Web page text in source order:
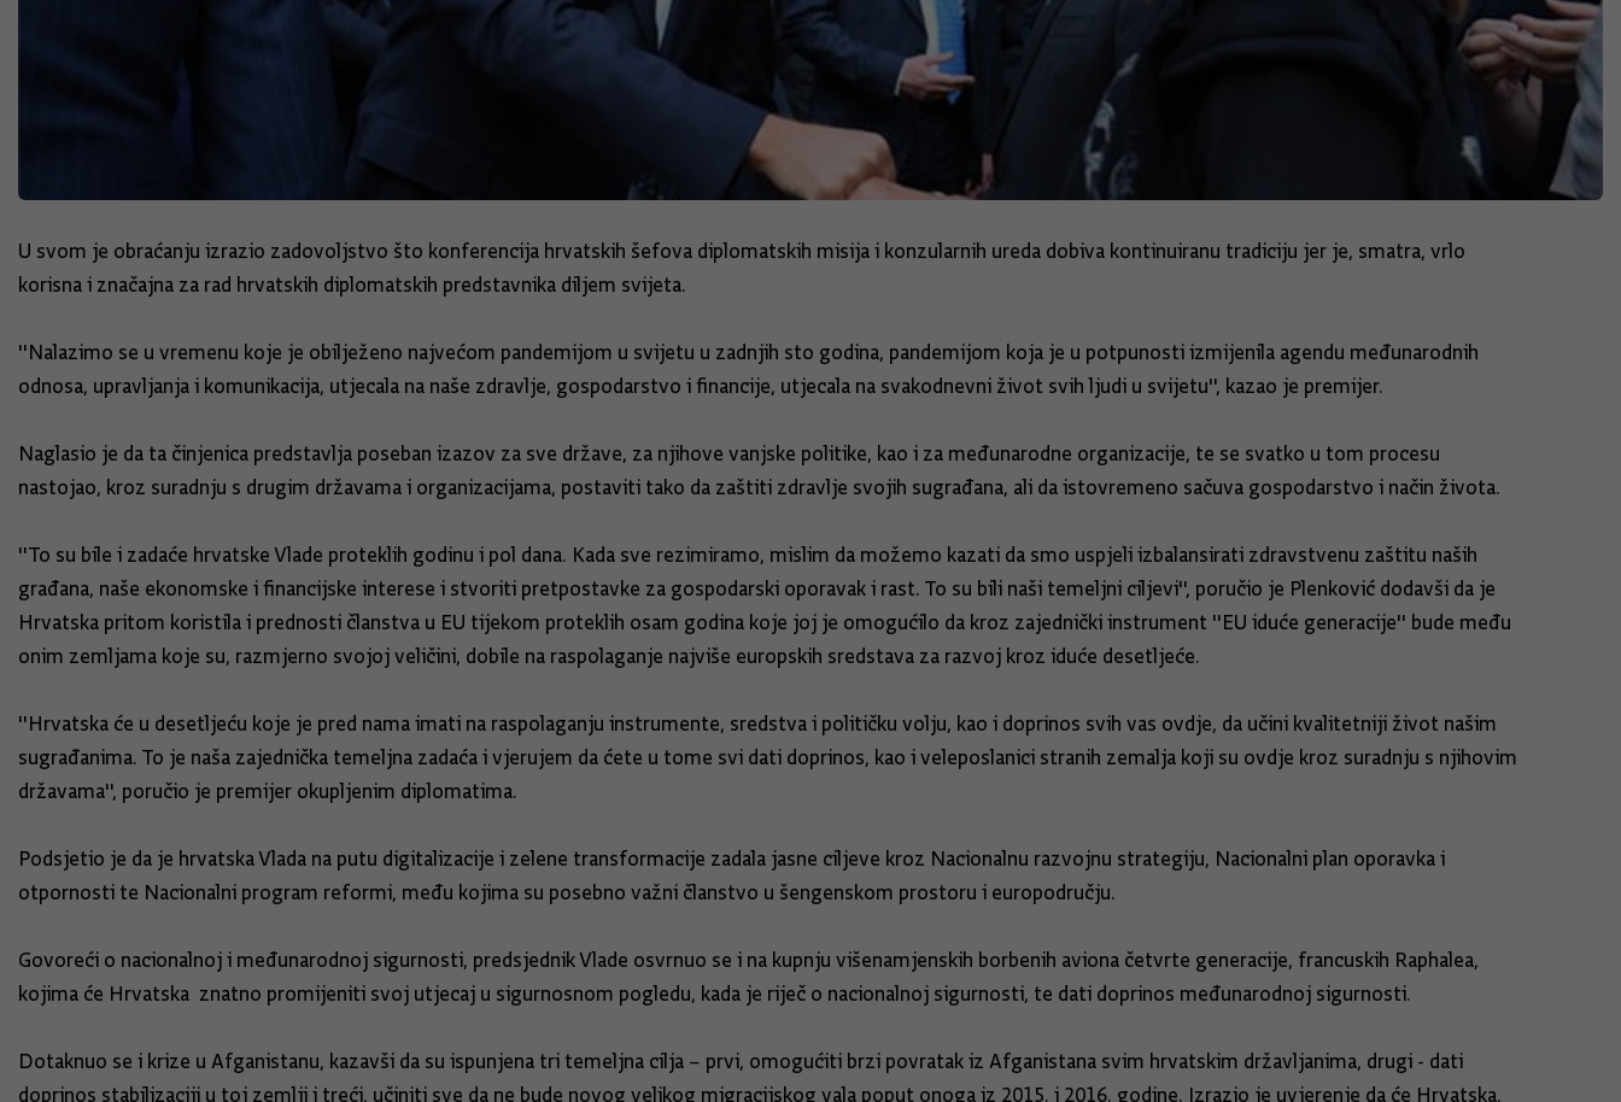
U svom je obraćanju izrazio zadovoljstvo što konferencija hrvatskih šefova diplomatskih misija i konzularnih ureda dobiva kontinuiranu tradiciju jer je, smatra, vrlo
korisna i značajna za rad hrvatskih diplomatskih predstavnika diljem svijeta.
''Nalazimo se u vremenu koje je obilježeno najvećom pandemijom u svijetu u zadnjih sto godina, pandemijom koja je u potpunosti izmijenila agendu međunarodnih
odnosa, upravljanja i komunikacija, utjecala na naše zdravlje, gospodarstvo i financije, utjecala na svakodnevni život svih ljudi u svijetu'', kazao je premijer.
Naglasio je da ta činjenica predstavlja poseban izazov za sve države, za njihove vanjske politike, kao i za međunarodne organizacije, te se svatko u tom procesu
nastojao, kroz suradnju s drugim državama i organizacijama, postaviti tako da zaštiti zdravlje svojih sugrađana, ali da istovremeno sačuva gospodarstvo i način života.
''To su bile i zadaće hrvatske Vlade proteklih godinu i pol dana. Kada sve rezimiramo, mislim da možemo kazati da smo uspjeli izbalansirati zdravstvenu zaštitu naših
građana, naše ekonomske i financijske interese i stvoriti pretpostavke za gospodarski oporavak i rast. To su bili naši temeljni ciljevi'', poručio je Plenković dodavši da je
Hrvatska pritom koristila i prednosti članstva u EU tijekom proteklih osam godina koje joj je omogućilo da kroz zajednički instrument ''EU iduće generacije'' bude među
onim zemljama koje su, razmjerno svojoj veličini, dobile na raspolaganje najviše europskih sredstava za razvoj kroz iduće desetljeće.
''Hrvatska će u desetljeću koje je pred nama imati na raspolaganju instrumente, sredstva i političku volju, kao i doprinos svih vas ovdje, da učini kvalitetniji život našim
sugrađanima. To je naša zajednička temeljna zadaća i vjerujem da ćete u tome svi dati doprinos, kao i veleposlanici stranih zemalja koji su ovdje kroz suradnju s njihovim
državama'', poručio je premijer okupljenim diplomatima.
Podsjetio je da je hrvatska Vlada na putu digitalizacije i zelene transformacije zadala jasne ciljeve kroz Nacionalnu razvojnu strategiju, Nacionalni plan oporavka i
otpornosti te Nacionalni program reformi, među kojima su posebno važni članstvo u šengenskom prostoru i europodručju.
Govoreći o nacionalnoj i međunarodnoj sigurnosti, predsjednik Vlade osvrnuo se i na kupnju višenamjenskih borbenih aviona četvrte generacije, francuskih Raphalea,
kojima će Hrvatska znatno promijeniti svoj utjecaj u sigurnosnom pogledu, kada je riječ o nacionalnoj sigurnosti, te dati doprinos međunarodnoj sigurnosti.
Dotaknuo se i krize u Afganistanu, kazavši da su ispunjena tri temeljna cilja – prvi, omogućiti brzi povratak iz Afganistana svim hrvatskim državljanima, drugi - dati
doprinos stabilizaciji u toj zemlji i treći, učiniti sve da ne bude novog velikog migracijskog vala poput onoga iz 2015. i 2016. godine. Izrazio je uvjerenje da će Hrvatska,